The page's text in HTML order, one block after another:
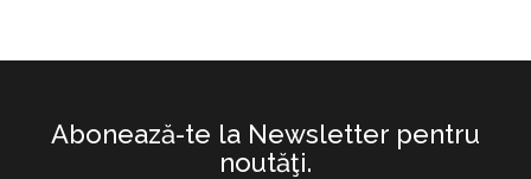
Abonează-te la Newsletter pentru
noutăţi.